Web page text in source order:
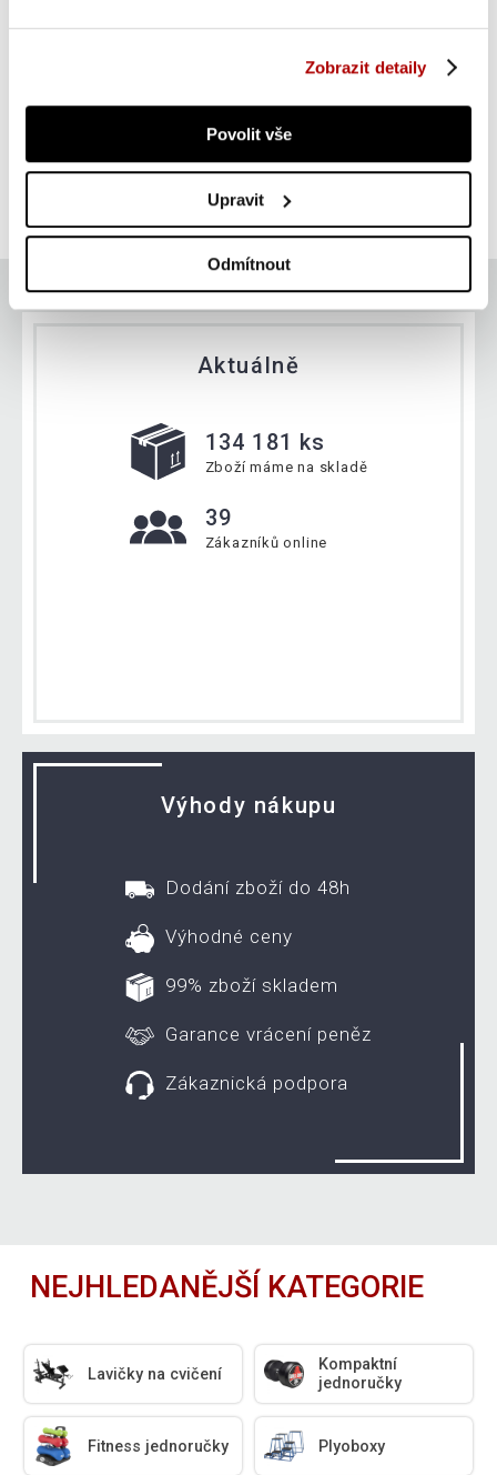
Zobrazit detaily
Povolit vše
Upravit
Odmítnout
2 990 Kč
Aktuálně
134 181 ks
Zboží máme na skladě
39
Zákazníků online
Výhody nákupu
Dodání zboží do 48h
Výhodné ceny
99% zboží skladem
Garance vrácení peněz
Zákaznická podpora
NEJHLEDANĚJŠÍ KATEGORIE
Lavičky na cvičení
Kompaktní
jednoručky
Fitness jednoručky Plyoboxy